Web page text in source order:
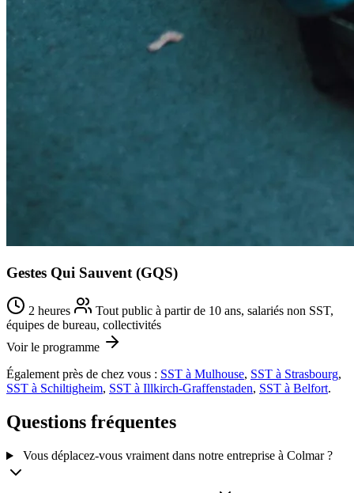
Gestes Qui Sauvent (GQS)
2 heures
Tout public à partir de 10 ans, salariés non SST,
équipes de bureau, collectivités
Voir le programme
Également près de chez vous : SST à Mulhouse, SST à Strasbourg,
SST à Schiltigheim, SST à Illkirch-Graffenstaden, SST à Belfort.
Questions fréquentes
Vous déplacez-vous vraiment dans notre entreprise à Colmar ?